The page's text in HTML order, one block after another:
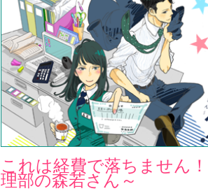
これは経費で落ちません
理部の森若さん～